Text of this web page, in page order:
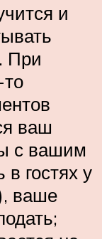
и
При
ваш
с вашим
гостях у
ваше